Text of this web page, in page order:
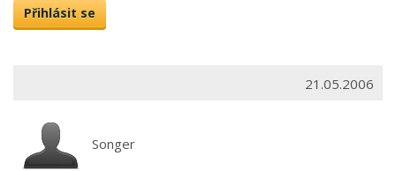
Přihlásit se
21.05.2006
Songer